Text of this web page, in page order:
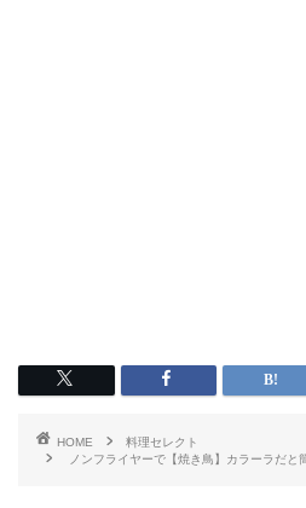
HOME
料理セレクト
ノンフライヤーで【焼き鳥】カラーラだと